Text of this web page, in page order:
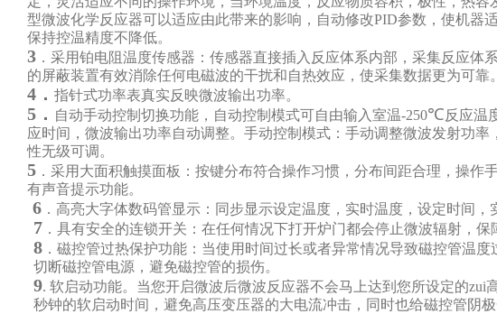
型微波化学反应器可以适应由此带来的影响，自动修改PID参数，使机器
保持控温精度不降低。
3 ．采用铂电阻温度传感器：传感器直接插入反应体系内部，采集反应体
的屏蔽装置有效消除任何电磁波的干扰和自热效应，使采集数据更为可靠。
4 ．指针式功率表真实反映微波输出功率。
5 ． 自动手动控制切换功能，自动控制模式可自由输入室温-250℃反应温
应时间，微波输出功率自动调整。手动控制模式：手动调整微波发射功率
性无级可调。
5 ．采用大面积触摸面板：按键分布符合操作习惯，分布间距合理，操作
有声音提示功能。
6 ．高亮大字体数码管显示：同步显示设定温度，实时温度，设定时间，
7． 具有安全的连锁开关：在任何情况下打开炉门都会停止微波辐射，保
8．磁控管过热保护功能：当使用时间过长或者异常情况导致磁控管温度
切断磁控管电源，避免磁控管的损伤。
9. 软启动功能。当您开启微波后微波反应器不会马上达到您所设定的zui
秒钟的软启动时间，避免高压变压器的大电流冲击，同时也给磁控管阴